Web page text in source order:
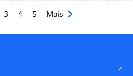
3 4 5 Mais